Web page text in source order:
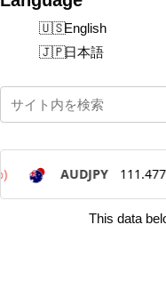
English
日本語
This data